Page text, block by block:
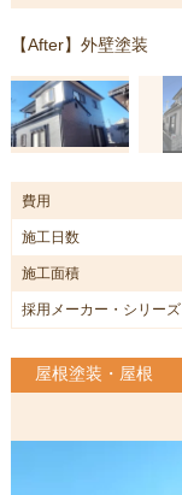
【After】外壁塗装
費用
施工日数
施工面積
採用メーカー・シリーズ
屋根塗装・屋根